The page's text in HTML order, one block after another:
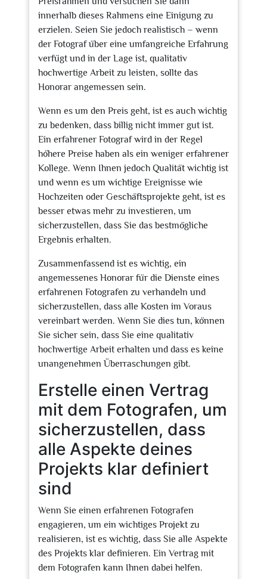
innerhalb dieses Rahmens eine Einigung zu
erzielen. Seien Sie jedoch realistisch – wenn
der Fotograf über eine umfangreiche Erfahrung
verfügt und in der Lage ist, qualitativ
hochwertige Arbeit zu leisten, sollte das
Honorar angemessen sein.
Wenn es um den Preis geht, ist es auch wichtig
zu bedenken, dass billig nicht immer gut ist.
Ein erfahrener Fotograf wird in der Regel
höhere Preise haben als ein weniger erfahrener
Kollege. Wenn Ihnen jedoch Qualität wichtig ist
und wenn es um wichtige Ereignisse wie
Hochzeiten oder Geschäftsprojekte geht, ist es
besser etwas mehr zu investieren, um
sicherzustellen, dass Sie das bestmögliche
Ergebnis erhalten.
Zusammenfassend ist es wichtig, ein
angemessenes Honorar für die Dienste eines
erfahrenen Fotografen zu verhandeln und
sicherzustellen, dass alle Kosten im Voraus
vereinbart werden. Wenn Sie dies tun, können
Sie sicher sein, dass Sie eine qualitativ
hochwertige Arbeit erhalten und dass es keine
unangenehmen Überraschungen gibt.
Erstelle einen Vertrag
mit dem Fotografen, um
sicherzustellen, dass
alle Aspekte deines
Projekts klar definiert
sind
Wenn Sie einen erfahrenen Fotografen
engagieren, um ein wichtiges Projekt zu
realisieren, ist es wichtig, dass Sie alle Aspekte
des Projekts klar definieren. Ein Vertrag mit
dem Fotografen kann Ihnen dabei helfen.